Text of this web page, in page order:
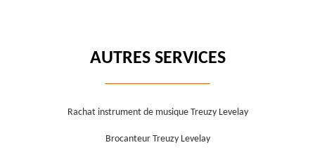
AUTRES SERVICES
Rachat instrument de musique Treuzy Levelay
Brocanteur Treuzy Levelay